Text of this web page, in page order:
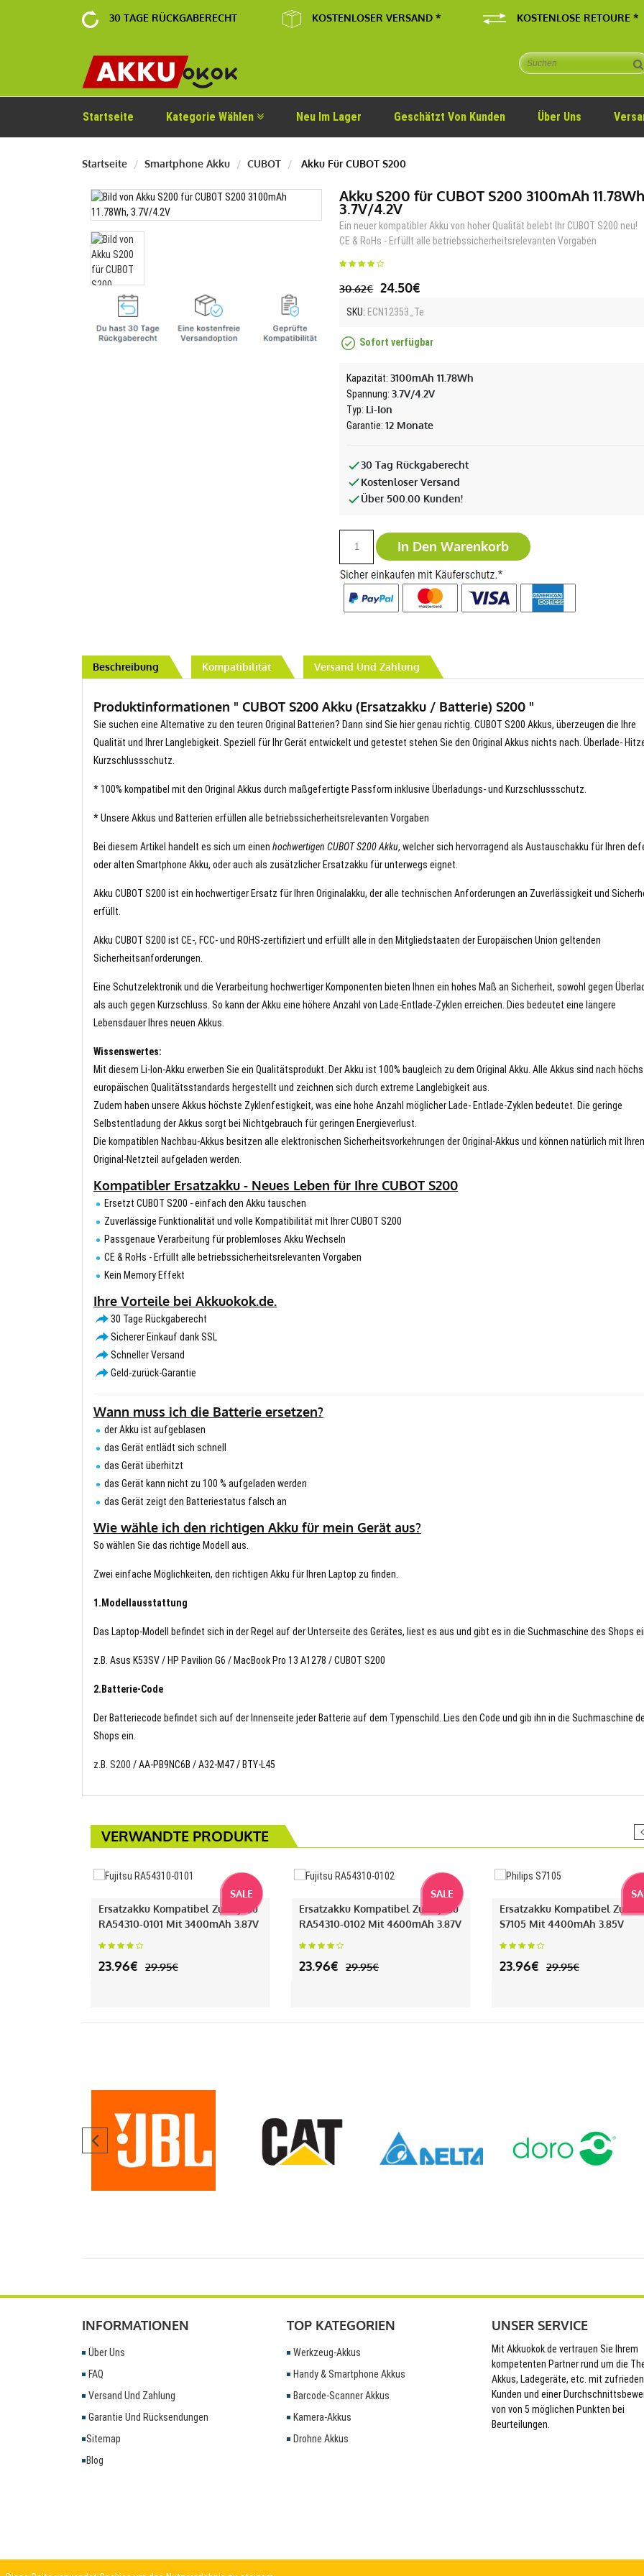
30 TAGE RÜCKGABERECHT KOSTENLOSER VERSAND * KOSTENLOSE RETOURE *
Startseite Kategorie Wählen Neu Im Lager Geschätzt Von Kunden Über Uns
Startseite Smartphone Akku CUBOT Akku Für CUBOT S200
Akku S200 für CUBOT S200 3100mAh
3.7V/4.2V
Ein neuer kompatibler Akku von hoher Qualität belebt Ihr CUBOT S200 neu!
CE & RoHs - Erfüllt alle betriebssicherheitsrelevanten Vorgaben
30.62€ 24.50€
SKU: ECN12353_Te
Sofort verfügbar
Kapazität:3100mAh 11.78Wh
Spannung:3.7V/4.2V
Typ: Li-Ion
Garantie:12 Monate
30 Tag Rückgaberecht
Kostenloser Versand
Über 500.00 Kunden!
In Den Warenkorb
Beschreibung Kompatibilität Versand Und Zahlung
Produktinformationen " CUBOT S200 Akku (Ersatzakku / Batterie) S200 "
Sie suchen eine Alternative zu den teuren Original Batterien? Dann sind Sie hier genau richtig. CUBOT S200 Akkus, überzeugen die Ihre
Qualität und Ihrer Langlebigkeit. Speziell für Ihr Gerät entwickelt und getestet stehen Sie den Original Akkus nichts nach. Überlade-
Kurzschlussschutz.
* 100% kompatibel mit den Original Akkus durch maßgefertigte Passform inklusive Überladungs- und Kurzschlussschutz.
* Unsere Akkus und Batterien erfüllen alle betriebssicherheitsrelevanten Vorgaben
Bei diesem Artikel handelt es sich um einen hochwertigen CUBOT S200 Akku, welcher sich hervorragend als Austauschakku für Ihren
oder alten Smartphone Akku, oder auch als zusätzlicher Ersatzakku für unterwegs eignet.
Akku CUBOT S200 ist ein hochwertiger Ersatz für Ihren Originalakku, der alle technischen Anforderungen an Zuverlässigkeit und
erfüllt.
Akku CUBOT S200 ist CE-, FCC- und ROHS-zertifiziert und erfüllt alle in den Mitgliedstaaten der Europäischen Union geltenden
Sicherheitsanforderungen.
Eine Schutzelektronik und die Verarbeitung hochwertiger Komponenten bieten Ihnen ein hohes Maß an Sicherheit, sowohl gegen
als auch gegen Kurzschluss. So kann der Akku eine höhere Anzahl von Lade-Entlade-Zyklen erreichen. Dies bedeutet eine längere
Lebensdauer Ihres neuen Akkus.
Wissenswertes:
Mit diesem Li-Ion-Akku erwerben Sie ein Qualitätsprodukt. Der Akku ist 100% baugleich zu dem Original Akku. Alle Akkus sind nach
europäischen Qualitätsstandards hergestellt und zeichnen sich durch extreme Langlebigkeit aus.
Zudem haben unsere Akkus höchste Zyklenfestigkeit, was eine hohe Anzahl möglicher Lade- Entlade-Zyklen bedeutet. Die geringe
Selbstentladung der Akkus sorgt bei Nichtgebrauch für geringen Energieverlust.
Die kompatiblen Nachbau-Akkus besitzen alle elektronischen Sicherheitsvorkehrungen der Original-Akkus und können natürlich mit
Original-Netzteil aufgeladen werden.
Kompatibler Ersatzakku - Neues Leben für Ihre CUBOT S200
Ersetzt CUBOT S200 - einfach den Akku tauschen
Zuverlässige Funktionalität und volle Kompatibilität mit Ihrer CUBOT S200
Passgenaue Verarbeitung für problemloses Akku Wechseln
CE & RoHs - Erfüllt alle betriebssicherheitsrelevanten Vorgaben
Kein Memory Effekt
Ihre Vorteile bei Akkuokok.de.
30 Tage Rückgaberecht
Sicherer Einkauf dank SSL
Schneller Versand
Geld-zurück-Garantie
Wann muss ich die Batterie ersetzen?
der Akku ist aufgeblasen
das Gerät entlädt sich schnell
das Gerät überhitzt
das Gerät kann nicht zu 100 % aufgeladen werden
das Gerät zeigt den Batteriestatus falsch an
Wie wähle ich den richtigen Akku für mein Gerät aus?
So wählen Sie das richtige Modell aus.
Zwei einfache Möglichkeiten, den richtigen Akku für Ihren Laptop zu finden.
1.Modellausstattung
Das Laptop-Modell befindet sich in der Regel auf der Unterseite des Gerätes, liest es aus und gibt es in die Suchmaschine des Shops
z.B. Asus K53SV / HP Pavilion G6 / MacBook Pro 13 A1278 / CUBOT S200
2.Batterie-Code
Der Batteriecode befindet sich auf der Innenseite jeder Batterie auf dem Typenschild. Lies den Code und gib ihn in die Suchmaschine
Shops ein.
z.B. S200 / AA-PB9NC6B / A32-M47 / BTY-L45
VERWANDTE PRODUKTE
SALE
Ersatzakku Kompatibel Zu Fujitsu
RA54310-0101 Mit 3400mAh 3.87V
23.96€ 29.95€
SALE
Ersatzakku Kompatibel Zu Fujitsu
RA54310-0102 Mit 4600mAh 3.87V
23.96€ 29.95€
Ersatzakku Kompatibel Zu
S7105 Mit 4400mAh 3.85V
23.96€ 29.95€
INFORMATIONEN
Über Uns
FAQ
Versand Und Zahlung
Garantie Und Rücksendungen
Sitemap
Blog
TOP KATEGORIEN
Werkzeug-Akkus
Handy & Smartphone Akkus
Barcode-Scanner Akkus
Kamera-Akkus
Drohne Akkus
UNSER SERVICE
Mit Akkuokok.de vertrauen Sie Ihrem
kompetenten Partner rund um die
Akkus, Ladegeräte, etc. mit
Kunden und einer
von von 5 möglichen Punkten bei
Beurteilungen.